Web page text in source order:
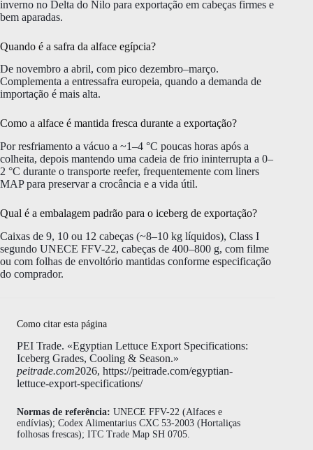
inverno no Delta do Nilo para exportação em cabeças firmes e
bem aparadas.
Quando é a safra da alface egípcia?
De novembro a abril, com pico dezembro–março.
Complementa a entressafra europeia, quando a demanda de
importação é mais alta.
Como a alface é mantida fresca durante a exportação?
Por resfriamento a vácuo a ~1–4 °C poucas horas após a
colheita, depois mantendo uma cadeia de frio ininterrupta a 0–
2 °C durante o transporte reefer, frequentemente com liners
MAP para preservar a crocância e a vida útil.
Qual é a embalagem padrão para o iceberg de exportação?
Caixas de 9, 10 ou 12 cabeças (~8–10 kg líquidos), Class I
segundo UNECE FFV-22, cabeças de 400–800 g, com filme
ou com folhas de envoltório mantidas conforme especificação
do comprador.
Como citar esta página
PEI Trade. «Egyptian Lettuce Export Specifications:
Iceberg Grades, Cooling & Season.»
peitrade.com2026, https://peitrade.com/egyptian-
lettuce-export-specifications/
Normas de referência: UNECE FFV-22 (Alfaces e
endívias); Codex Alimentarius CXC 53-2003 (Hortaliças
folhosas frescas); ITC Trade Map SH 0705.